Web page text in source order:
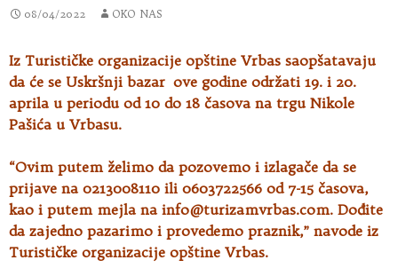
08/04/2022 OKO NAS
Iz Turističke organizacije opštine Vrbas saopšatavaju
da će se Uskršnji bazar ove godine održati 19. i 20.
aprila u periodu od 10 do 18 časova na trgu Nikole
Pašića u Vrbasu.
“Ovim putem želimo da pozovemo i izlagače da se
prijave na 0213008110 ili 0603722566 od 7-15 časova,
kao i putem mejla na info@turizamvrbas.com. Dođite
da zajedno pazarimo i provedemo praznik,” navode iz
Turističke organizacije opštine Vrbas.